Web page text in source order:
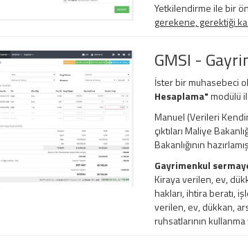
Yetkilendirme ile bir
gerekene, gerektiği
GMSI -
İster bir muhasebeci
Hesaplama"modülü
Manuel (Verileri
çıktıları Maliye
Bakanlığının
Gayrimenkul
Kiraya verilen, ev,
hakları, ihtira beratı,
verilen, ev, dükkan,
ruhsatlarının